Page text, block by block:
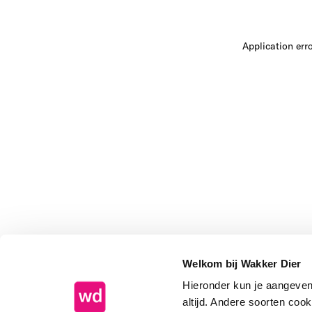
Welkom bij Wakker Dier
Hieronder kun je
altijd. Andere soorten
Application